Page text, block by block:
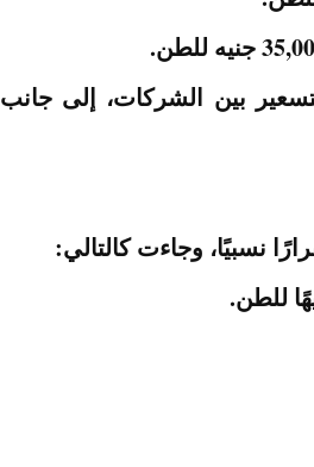
بين الشركات، إلى جانب
نسبيًا، وجاءت كالتالي: